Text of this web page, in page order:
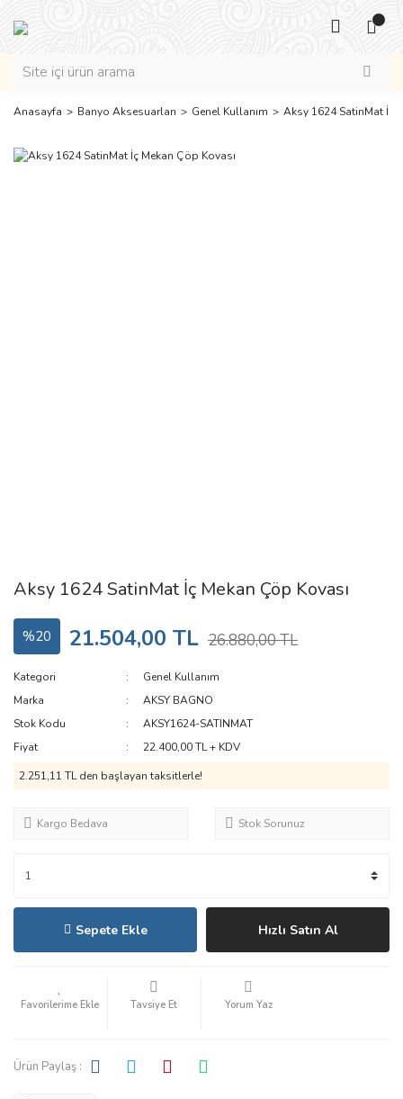
Anasayfa Banyo Aksesuarları Genel Kullanım Aksy 1624 SatinMat İç
Aksy 1624 SatinMat İç Mekan Çöp Kovası
%20 21.504,00 TL 26.880,00 TL
Kategori
Genel Kullanım
Marka
AKSY BAGNO
Stok Kodu
AKSY1624-SATINMAT
Fiyat
22.400,00 TL + KDV
2.251,11 TL den başlayan taksitlerle!
Kargo Bedava Stok Sorunuz
Sepete Ekle Hızlı Satın Al
Tavsiye Et Yorum Yaz
Ürün Paylaş :